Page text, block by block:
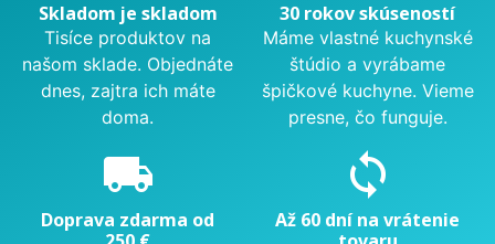
Skladom je skladom
Tisíce produktov na
našom sklade. Objednáte
dnes, zajtra ich máte
doma.
30 rokov skúseností
Máme vlastné kuchynské
štúdio a vyrábame
špičkové kuchyne. Vieme
presne, čo funguje.
local_shipping
Doprava zdarma od
sync
Až 60 dní na vrátenie